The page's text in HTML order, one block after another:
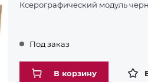
Ксерографический модуль
Под заказ
В корзину